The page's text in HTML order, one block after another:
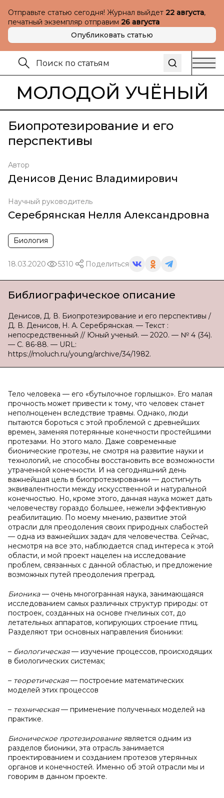
Отправьте статью сегодня! Журнал выйдет 22 августа,
печатный экземпляр отправим 26 августа
Опубликовать статью
МОЛОДОЙ УЧЁНЫЙ
Биопротезирование и его
перспективы
Автор
Денисов Денис Владимирович
Научный руководитель
Серебрянская Нелля Александровна
Биология
18.03.2020 5310 Поделиться
Библиографическое описание
Денисов, Д. В. Биопротезирование и его перспективы /
Д. В. Денисов, Н. А. Серебрянская. — Текст :
непосредственный // Юный ученый. — 2020. — № 4 (34).
— С. 86-88. — URL:
https://moluch.ru/young/archive/34/1982.
Тело человека — его «бутылочное горлышко». Его малая
прочность может привести к тому, что человек станет
неполноценен вследствие травмы. Однако, люди
пытаются бороться с этой проблемой с древнейших
времен, заменяя потерянные конечности простейшими
протезами. Но этого мало. Даже современные
бионические протезы, не смотря на развитие науки и
технологий, не способны восстановить все возможности
утраченной конечности. И на сегодняшний день
важнейшая цель в биопротезировании — достигнуть
эквивалентности между искусственной и натуральной
конечностью. Но, кроме этого, данная наука может дать
человечеству гораздо большее, нежели эффективную
реабилитацию. По моему мнению, развитие этой
отрасли для преодоления своих природных слабостей
— одна из важнейших задач для человечества. Сейчас,
несмотря на все это, наблюдается спад интереса к этой
области, и мой проект нацелен на исследование
проблем, связанных с данной областью, и предложение
возможных путей преодоления преград.
Бионика— очень многогранная наука, занимающаяся
исследованием самых различных структур природы: от
построек, созданных на основе пчелиных сот, до
летательных аппаратов, копирующих строение птиц.
Разделяют три основных направления бионики:
– биологическая— изучение процессов, происходящих
в биологических системах;
– теоретическая— построение математических
моделей этих процессов
– техническая— применение полученных моделей на
практике.
Бионическое протезирование является одним из
разделов бионики, эта отрасль занимается
проектированием и созданием протезов утерянных
органов и конечностей. Именно об этой отрасли мы и
говорим в данном проекте.